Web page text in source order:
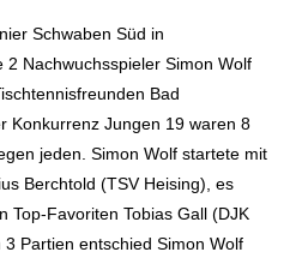
Schwaben Süd in
2 Nachwuchsspieler Simon Wolf
Bad
Konkurrenz Jungen 19 waren 8
jeden. Simon Wolf startete mit
Berchtold (TSV Heising), es
Top-Favoriten Tobias Gall (DJK
Partien entschied Simon Wolf